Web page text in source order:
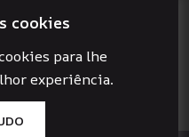
cookies
para lhe
experiência.